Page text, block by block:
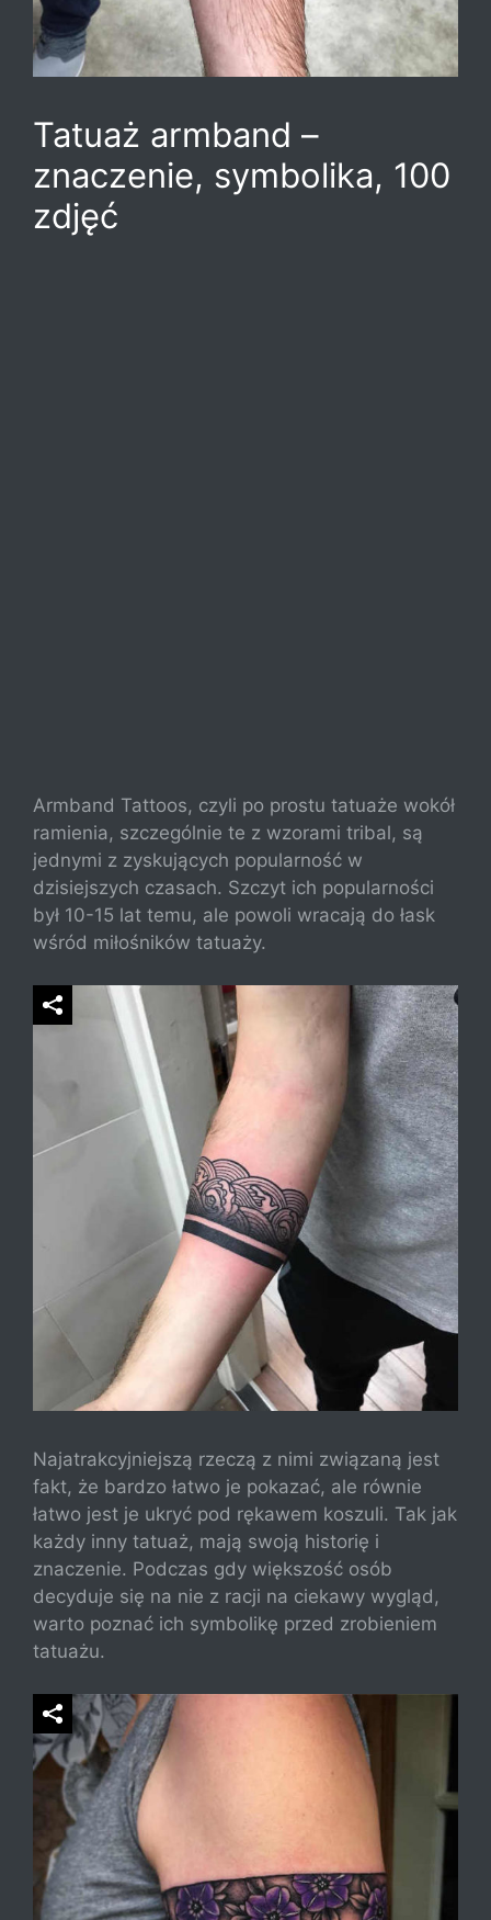
Tatuaż armband –
znaczenie, symbolika, 100
zdjęć
Armband Tattoos, czyli po prostu tatuaże wokół
ramienia, szczególnie te z wzorami tribal, są
jednymi z zyskujących popularność w
dzisiejszych czasach. Szczyt ich popularności
był 10-15 lat temu, ale powoli wracają do łask
wśród miłośników tatuaży.
Najatrakcyjniejszą rzeczą z nimi związaną jest
fakt, że bardzo łatwo je pokazać, ale równie
łatwo jest je ukryć pod rękawem koszuli. Tak jak
każdy inny tatuaż, mają swoją historię i
znaczenie. Podczas gdy większość osób
decyduje się na nie z racji na ciekawy wygląd,
warto poznać ich symbolikę przed zrobieniem
tatuażu.